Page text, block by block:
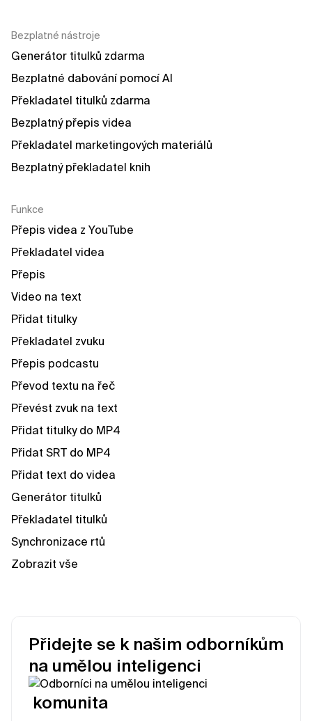
Bezplatné nástroje
Generátor titulků zdarma
Bezplatné dabování pomocí AI
Překladatel titulků zdarma
Bezplatný přepis videa
Překladatel marketingových materiálů
Bezplatný překladatel knih
Funkce
Přepis videa z YouTube
Překladatel videa
Přepis
Video na text
Přidat titulky
Překladatel zvuku
Přepis podcastu
Převod textu na řeč
Převést zvuk na text
Přidat titulky do MP4
Přidat SRT do MP4
Přidat text do videa
Generátor titulků
Překladatel titulků
Synchronizace rtů
Zobrazit vše
Přidejte se k našim odborníkům
na umělou inteligenci
komunita